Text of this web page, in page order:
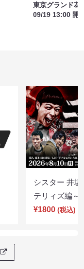
東京グランド花
09/19 13:00 開
シスター 井
テリィズ編
¥1800 (税込)